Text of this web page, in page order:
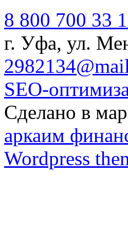
8 800 700 33
г. Уфа, ул.
SEO-
Сделано в
аркаим
Wordpress